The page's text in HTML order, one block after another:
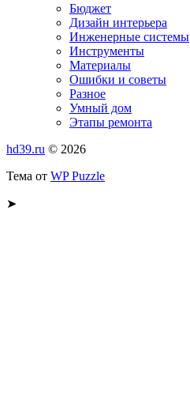
Бюджет
Дизайн интерьера
Инженерные системы
Инструменты
Материалы
Ошибки и советы
Разное
Умный дом
Этапы ремонта
hd39.ru © 2026
Тема от WP Puzzle
➤